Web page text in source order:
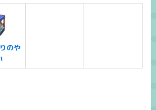
のや